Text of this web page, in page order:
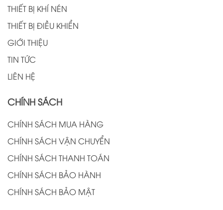
THIẾT BỊ KHÍ NÉN
THIẾT BỊ ĐIỀU KHIỂN
GIỚI THIỆU
TIN TỨC
LIÊN HỆ
CHÍNH SÁCH
CHÍNH SÁCH MUA HÀNG
CHÍNH SÁCH VẬN CHUYỂN
CHÍNH SÁCH THANH TOÁN
CHÍNH SÁCH BẢO HÀNH
CHÍNH SÁCH BẢO MẬT